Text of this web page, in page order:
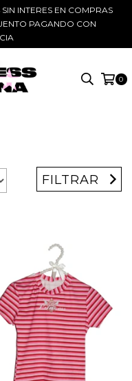
INTERES EN COMPRAS
PAGANDO CON
0
FILTRAR